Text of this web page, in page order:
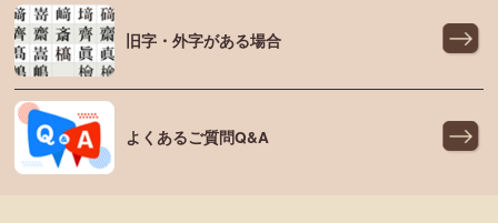
旧字・外字がある場合
よくあるご質問Q&A